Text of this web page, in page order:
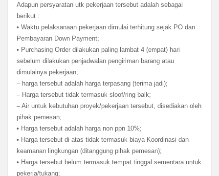
Adapun persyaratan utk pekerjaan tersebut adalah sebagai
berikut :
• Waktu pelaksanaan pekerjaan dimulai terhitung sejak PO dan
Pembayaran Down Payment;
• Purchasing Order dilakukan paling lambat 4 (empat) hari
sebelum dilakukan penjadwalan pengiriman barang atau
dimulainya pekerjaan;
– harga tersebut adalah harga terpasang (terima jadi);
– Harga tersebut tidak termasuk sloof/ring balk;
– Air untuk kebutuhan proyek/pekerjaan tersebut, disediakan oleh
pihak pemesan;
• Harga tersebut adalah harga non ppn 10%;
• Harga tersebut di atas tidak termasuk biaya Koordinasi dan
keamanan lingkungan (ditanggung pihak pemesan);
• Harga tersebut belum termasuk tempat tinggal sementara untuk
pekerja/tukang;